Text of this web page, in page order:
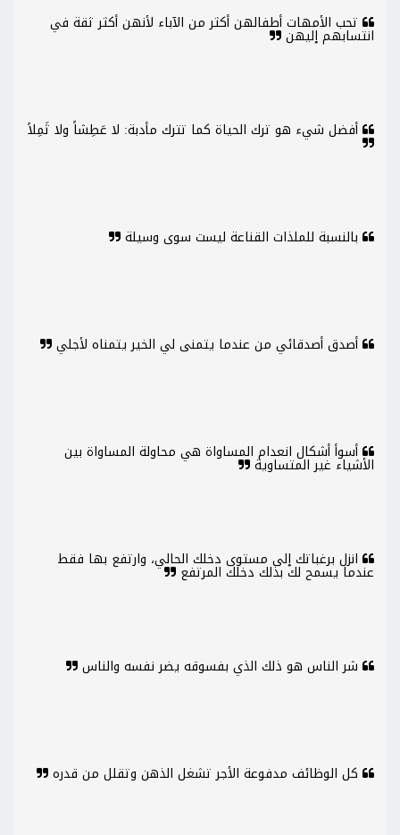
تحب الأمهات أطفالهن أكثر من الآباء لأنهن أكثر ثقة في
انتسابهم إليهن
أفضل شيء هو ترك الحياة كما تترك مأدبة: لا عَطِشاً ولا ثَمِلاً
بالنسبة للملذات القناعة ليست سوى وسيلة
أصدق أصدقائي من عندما يتمنى لي الخير يتمناه لأجلي
أسوأ أشكال انعدام المساواة هي محاولة المساواة بين
الأشياء غير المتساوية
انزل برغباتك إلى مستوى دخلك الحالي، وارتفع بها فقط
عندما يسمح لك بذلك دخلك المرتفع
شر الناس هو ذلك الذي بفسوقه يضر نفسه والناس
كل الوظائف مدفوعة الأجر تشغل الذهن وتقلل من قدره